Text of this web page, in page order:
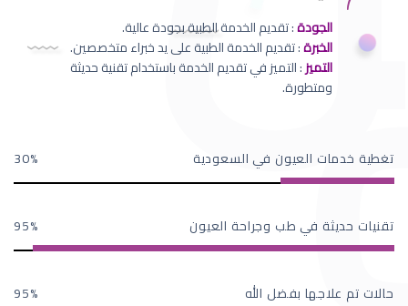
الجودة: تقديم الخدمة الطبية بجودة عالية.
الخبرة: تقديم الخدمة الطبية على يد خبراء متخصصين.
التميز: التميز في تقديم الخدمة باستخدام تقنية حديثة
ومتطورة.
تغطية خدمات العيون في السعودية 30
تقنيات حديثة في طب وجراحة العيون 95
حالات تم علاجها بفضل الله 95